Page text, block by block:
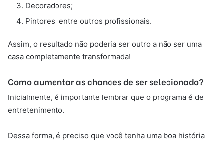
Decoradores;
Pintores, entre outros profissionais.
Assim, o resultado não poderia ser outro a não ser uma
casa completamente transformada!
Como aumentar as chances de ser selecionado?
Inicialmente, é importante lembrar que o programa é de
entretenimento.
Dessa forma, é preciso que você tenha uma boa história